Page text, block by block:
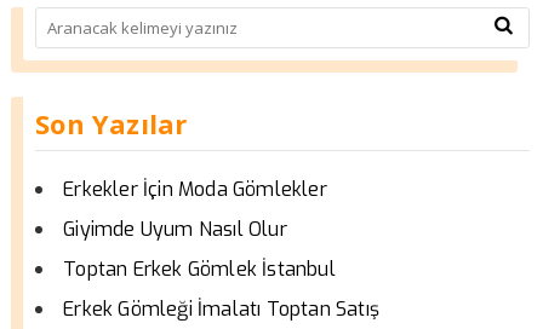
Son Yazılar
Erkekler İçin Moda Gömlekler
Giyimde Uyum Nasıl Olur
Toptan Erkek Gömlek İstanbul
Erkek Gömleği İmalatı Toptan Satış